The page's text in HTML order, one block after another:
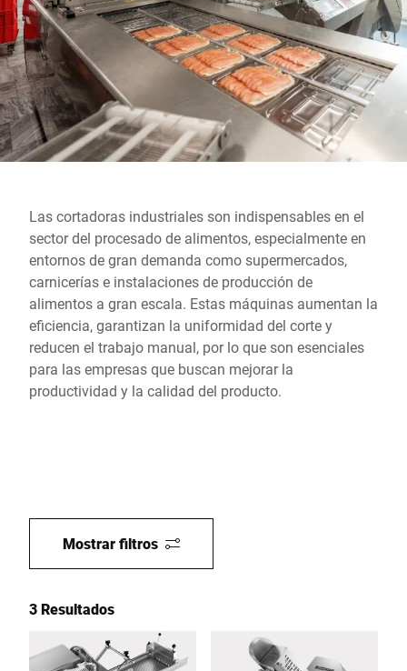
Sitio web global
Las cortadoras industriales son indispensables en el
sector del procesado de alimentos, especialmente en
entornos de gran demanda como supermercados,
carnicerías e instalaciones de producción de
alimentos a gran escala. Estas máquinas aumentan la
eficiencia, garantizan la uniformidad del corte y
reducen el trabajo manual, por lo que son esenciales
para las empresas que buscan mejorar la
productividad y la calidad del producto.
Mostrar filtros
3 Resultados